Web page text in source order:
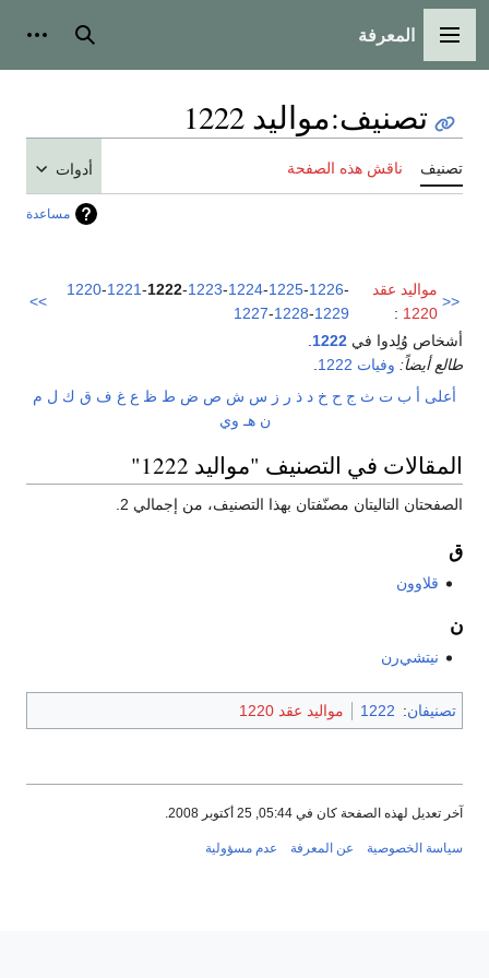
القائمة الرئيسية
المعرفة بحث
تصنيف:مواليد 1222
تصنيف ناقش هذه الصفحة أدوات
مساعدة
<<
مواليد عقد
1220
:
1220-1221-1222-1223-1224-1225-1226-
1227-1228-1229
>>
أشخاص وُلِدوا في 1222
طالع أيضاً: وفيات 1222
أعلى أ ب ت ث ج ح خ د ذ ر ز س ش ص ض ط ظ ع غ ف ق ك ل م
ن هـ وي
المقالات في التصنيف "مواليد 1222"
الصفحتان التاليتان مصنّفتان بهذا التصنيف، من إجمالي 2.
ق
قلاوون
ن
نيتشي‌رن
تصنيفان:
1222 مواليد عقد 1220
آخر تعديل لهذه الصفحة كان في 05:44, 25 أكتوبر 2008.
سياسة الخصوصية عن المعرفة عدم مسؤولية